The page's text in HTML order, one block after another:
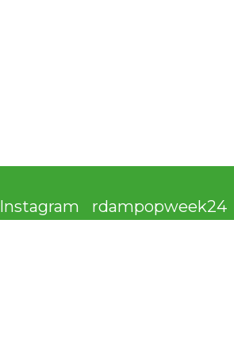
Instagram rdampopweek24